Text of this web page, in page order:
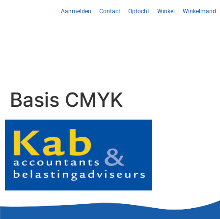
Aanmelden Contact Optocht Winkel Winkelmand
Basis CMYK